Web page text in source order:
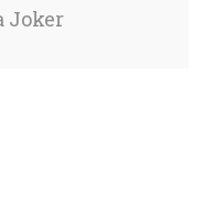
Joker